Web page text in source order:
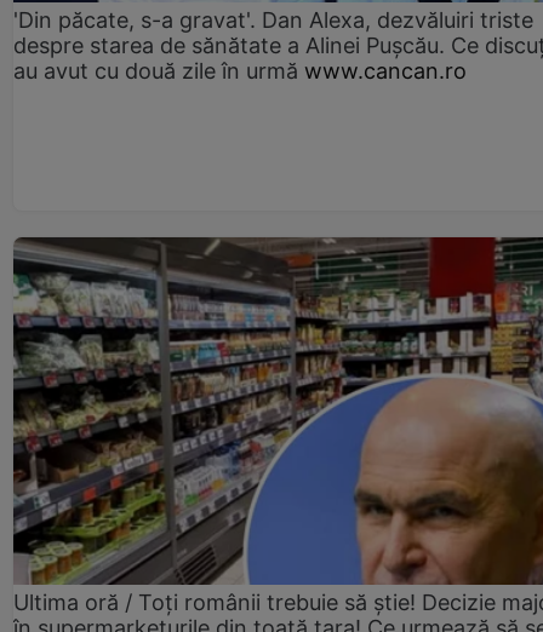
'Din păcate, s-a gravat'. Dan Alexa, dezvăluiri triste
despre starea de sănătate a Alinei Pușcău. Ce
au avut cu două zile în urmă www.cancan.ro
Ultima oră / Toți românii trebuie să știe! Decizie